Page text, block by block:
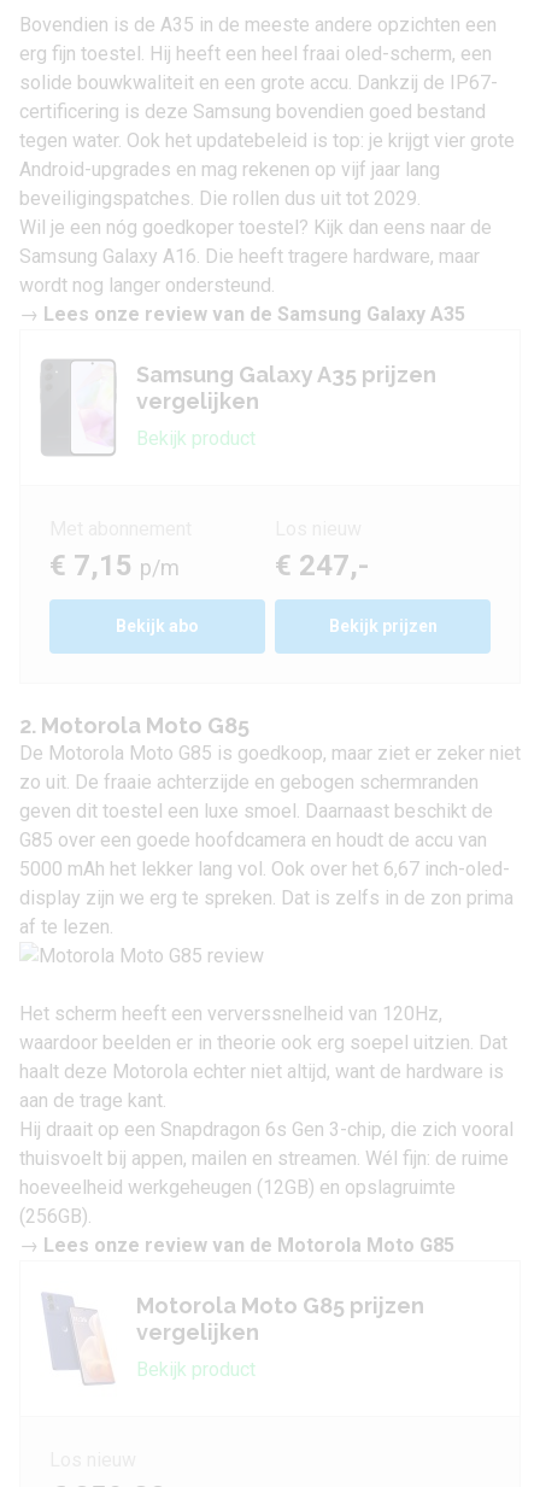
Bovendien is de A35 in de meeste andere opzichten een
erg fijn toestel. Hij heeft een heel fraai oled-scherm, een
solide bouwkwaliteit en een grote accu. Dankzij de IP67-
certificering is deze Samsung bovendien goed bestand
tegen water. Ook het updatebeleid is top: je krijgt vier grote
Android-upgrades en mag rekenen op vijf jaar lang
beveiligingspatches. Die rollen dus uit tot 2029.
Wil je een nóg goedkoper toestel? Kijk dan eens naar de
Samsung Galaxy A16. Die heeft tragere hardware, maar
wordt nog langer ondersteund.
→ Lees onze review van de Samsung Galaxy A35
Samsung Galaxy A35 prijzen
vergelijken
Bekijk product
€ 7,15 p/m
Bekijk abo
€ 247,-
Bekijk prijzen
2. Motorola Moto G85
De Motorola Moto G85 is goedkoop, maar ziet er zeker niet
zo uit. De fraaie achterzijde en gebogen schermranden
geven dit toestel een luxe smoel. Daarnaast beschikt de
G85 over een goede hoofdcamera en houdt de accu van
5000 mAh het lekker lang vol. Ook over het 6,67 inch-oled-
display zijn we erg te spreken. Dat is zelfs in de zon prima
af te lezen.
Het scherm heeft een ververssnelheid van 120Hz,
waardoor beelden er in theorie ook erg soepel uitzien. Dat
haalt deze Motorola echter niet altijd, want de hardware is
aan de trage kant.
Hij draait op een Snapdragon 6s Gen 3-chip, die zich vooral
thuisvoelt bij appen, mailen en streamen. Wél fijn: de ruime
hoeveelheid werkgeheugen (12GB) en opslagruimte
(256GB).
→ Lees onze review van de Motorola Moto G85
Motorola Moto G85 prijzen
vergelijken
Bekijk product